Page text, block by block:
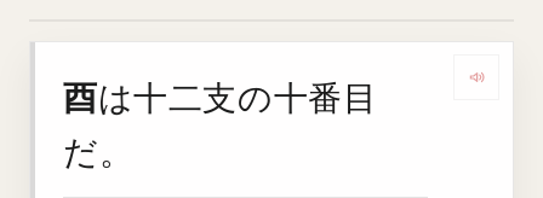
酉は十二支の十番目
だ。